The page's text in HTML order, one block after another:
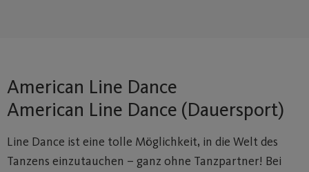
American Line Dance
American Line Dance (Dauersport)
Line Dance ist eine tolle Möglichkeit, in die Welt des
Tanzens einzutauchen – ganz ohne Tanzpartner! Bei